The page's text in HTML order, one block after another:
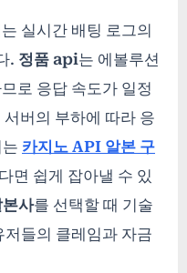
실시간 배팅 로그의
. 정품 api는 에볼루션
로 응답 속도가 일정
서버의 부하에 따라 응
카지노 API 알본 구
면 쉽게 잡아낼 수 있
사를 선택할 때 기술
들의 클레임과 자금